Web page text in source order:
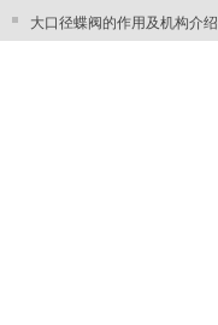
大口径蝶阀的作用及机构介绍